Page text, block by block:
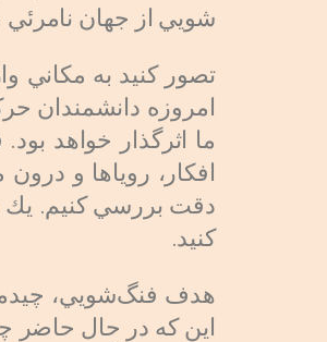
شويي از جهان
تصور كنيد به مكاني
امروزه دانشمندان
ما اثرگذار خواهد
افكار، روياها و
دقت بررسي كنيم. يك
كنيد.
هدف فنگ‌شويي،
اين كه در حال حاضر